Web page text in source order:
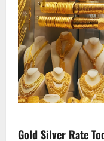
Gold Silver Rate